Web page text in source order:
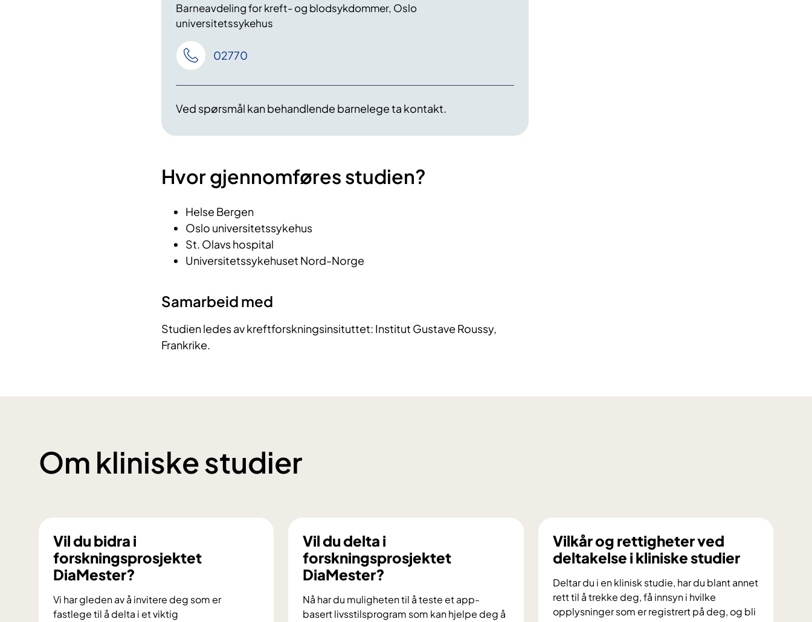
Barneavdeling for kreft- og blodsykdommer, Oslo
universitetssykehus
02770
Ved spørsmål kan behandlende barnelege ta kontakt.
Hvor gjennomføres studien?
Helse Bergen
Oslo universitetssykehus
St. Olavs hospital
Universitetssykehuset Nord-Norge
Samarbeid med
Studien ledes av kreftforskningsinsituttet: Institut Gustave Roussy,
Frankrike.
Om kliniske studier
Vil du bidra i
forskningsprosjektet
DiaMester?
Vi har gleden av å invitere deg som er
fastlege til å delta i et viktig
Vil du delta i
forskningsprosjektet
DiaMester?
Nå har du muligheten til å teste et app-
basert livsstilsprogram som kan hjelpe deg å
Vilkår og rettigheter ved
deltakelse i kliniske studier
Deltar du i en klinisk studie, har du blant annet
rett til å trekke deg, få innsyn i hvilke
opplysninger som er registrert på deg, og bli